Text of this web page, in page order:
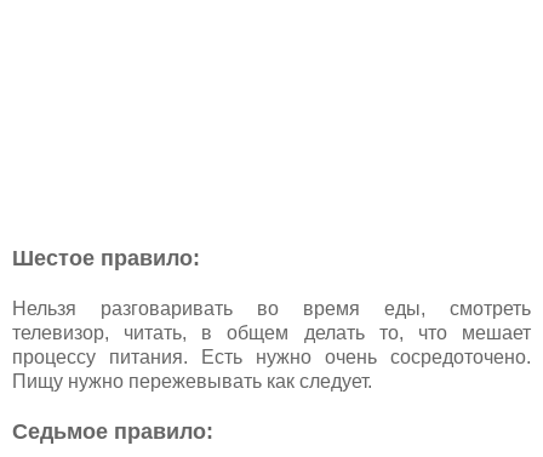
Шестое правило:
Нельзя разговаривать во время еды, смотреть
телевизор, читать, в общем делать то, что мешает
процессу питания. Есть нужно очень сосредоточено.
Пищу нужно пережевывать как следует.
Седьмое правило: